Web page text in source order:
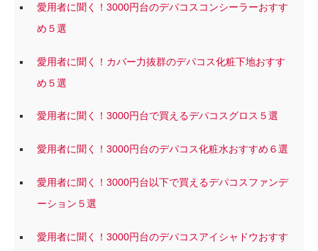
愛用者に聞く！3000円台のデパコスコンシーラーおすす
め５選
愛用者に聞く！カバー力抜群のデパコス化粧下地おすす
め５選
愛用者に聞く！3000円台で買えるデパコスグロス５選
愛用者に聞く！3000円台のデパコス化粧水おすすめ６選
愛用者に聞く！3000円台以下で買えるデパコスファンデ
ーション５選
愛用者に聞く！3000円台のデパコスアイシャドウおすす